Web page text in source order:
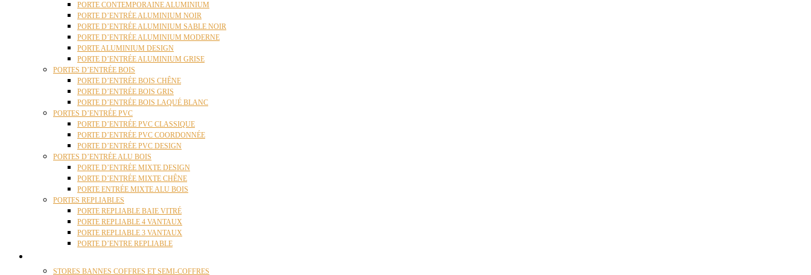
PORTE CONTEMPORAINE ALUMINIUM
PORTE D’ENTRÉE ALUMINIUM NOIR
PORTE D’ENTRÉE ALUMINIUM SABLE NOIR
PORTE D’ENTRÉE ALUMINIUM MODERNE
PORTE ALUMINIUM DESIGN
PORTE D’ENTRÉE ALUMINIUM GRISE
PORTES D’ENTRÉE BOIS
PORTE D’ENTRÉE BOIS CHÊNE
PORTE D’ENTRÉE BOIS GRIS
PORTE D’ENTRÉE BOIS LAQUÉ BLANC
PORTES D’ENTRÉE PVC
PORTE D’ENTRÉE PVC CLASSIQUE
PORTE D’ENTRÉE PVC COORDONNÉE
PORTE D’ENTRÉE PVC DESIGN
PORTES D’ENTRÉE ALU BOIS
PORTE D’ENTRÉE MIXTE DESIGN
PORTE D’ENTRÉE MIXTE CHÊNE
PORTE ENTRÉE MIXTE ALU BOIS
PORTES REPLIABLES
PORTE REPLIABLE BAIE VITRÉ
PORTE REPLIABLE 4 VANTAUX
PORTE REPLIABLE 3 VANTAUX
PORTE D’ENTRE REPLIABLE
STORES BANNES COFFRES ET SEMI-COFFRES